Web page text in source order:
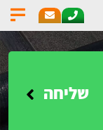
שליחה